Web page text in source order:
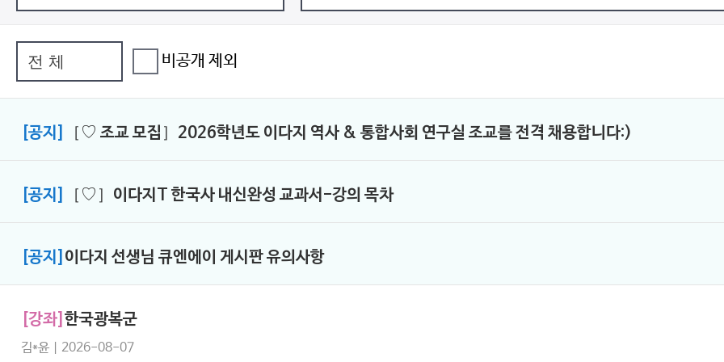
비공개 제외
[공지] ［♡ 조교 모집］2026학년도 이다지 역사 & 통합사회 연구실 조교를 전격 채용합니다:)
[공지] ［♡］이다지T 한국사 내신완성 교과서-강의 목차
[공지] 이다지 선생님 큐엔에이 게시판 유의사항
[강좌] 한국광복군
김*윤 | 2026-08-07